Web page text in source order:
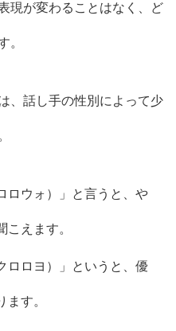
現が変わることはなく、ど
。
、話し手の性別によって少
ロウォ）」と言うと、や
えます。
ロロヨ）」というと、優
ます。